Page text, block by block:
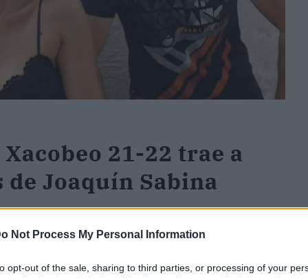
Not Process My Personal Information
opt-out of the sale, sharing to third parties, or processing of your
21-22 trae a
de Joaquín Sabina
un tributo a Sabina, es la auténtica banda de